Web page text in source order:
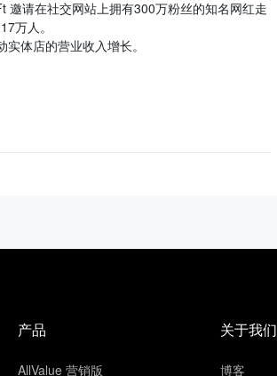
邀请在社交网站上拥有300万粉丝的知名网红走
万人。
体店的营业收入增长。
产品
AllValue 营销版
关于我们
博客